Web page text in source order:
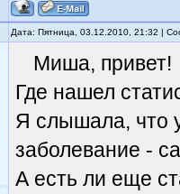
Дата: Пятница, 03.12.2010, 21:32 |
Миша, привет!
Где нашел
Я слышала, что
заболевание -
А есть ли еще